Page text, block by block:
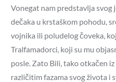
Vonegat nam predstavlja svog
dečaka u krstaškom pohodu,
vojnika ili poludelog čoveka,
Tralfamadorci, koji su mu
posle. Zato Bili, tako otkačen
različitim fazama svog života i